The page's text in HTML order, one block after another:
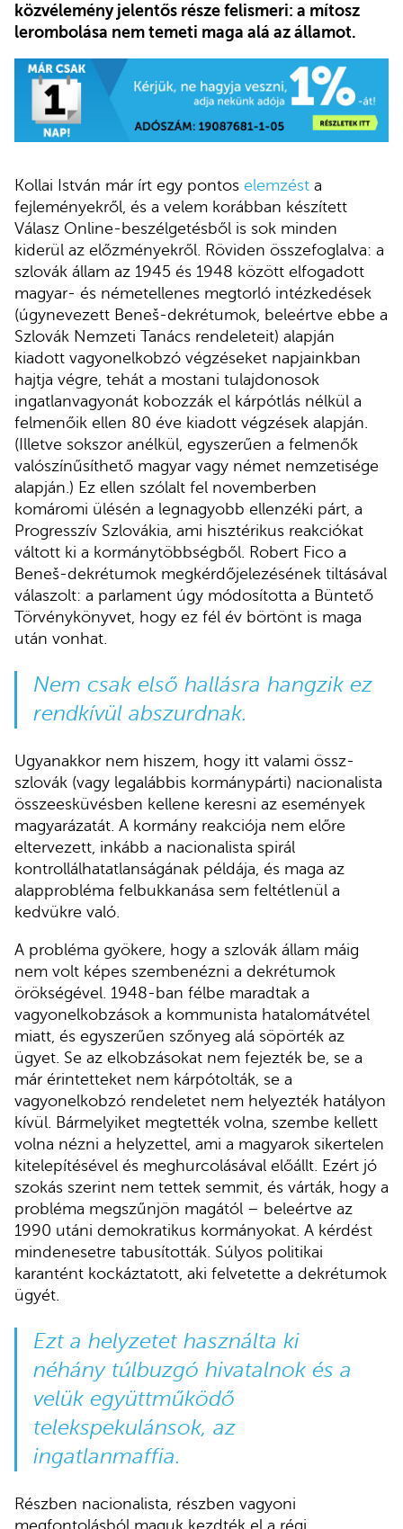
közvélemény jelentős része felismeri: a mítosz
lerombolása nem temeti maga alá az államot.
Kollai István már írt egy pontos elemzést a
fejleményekről, és a velem korábban készített
Válasz Online-beszélgetésből is sok minden
kiderül az előzményekről. Röviden összefoglalva: a
szlovák állam az 1945 és 1948 között elfogadott
magyar- és németellenes megtorló intézkedések
(úgynevezett Beneš-dekrétumok, beleértve ebbe a
Szlovák Nemzeti Tanács rendeleteit) alapján
kiadott vagyonelkobzó végzéseket napjainkban
hajtja végre, tehát a mostani tulajdonosok
ingatlanvagyonát kobozzák el kárpótlás nélkül a
felmenőik ellen 80 éve kiadott végzések alapján.
(Illetve sokszor anélkül, egyszerűen a felmenők
valószínűsíthető magyar vagy német nemzetisége
alapján.) Ez ellen szólalt fel novemberben
komáromi ülésén a legnagyobb ellenzéki párt, a
Progresszív Szlovákia, ami hisztérikus reakciókat
váltott ki a kormánytöbbségből. Robert Fico a
Beneš-dekrétumok megkérdőjelezésének tiltásával
válaszolt: a parlament úgy módosította a Büntető
Törvénykönyvet, hogy ez fél év börtönt is maga
után vonhat.
Nem csak első hallásra hangzik ez
rendkívül abszurdnak.
Ugyanakkor nem hiszem, hogy itt valami össz-
szlovák (vagy legalábbis kormánypárti) nacionalista
összeesküvésben kellene keresni az események
magyarázatát. A kormány reakciója nem előre
eltervezett, inkább a nacionalista spirál
kontrollálhatatlanságának példája, és maga az
alapprobléma felbukkanása sem feltétlenül a
kedvükre való.
A probléma gyökere, hogy a szlovák állam máig
nem volt képes szembenézni a dekrétumok
örökségével. 1948-ban félbe maradtak a
vagyonelkobzások a kommunista hatalomátvétel
miatt, és egyszerűen szőnyeg alá söpörték az
ügyet. Se az elkobzásokat nem fejezték be, se a
már érintetteket nem kárpótolták, se a
vagyonelkobzó rendeletet nem helyezték hatályon
kívül. Bármelyiket megtették volna, szembe kellett
volna nézni a helyzettel, ami a magyarok sikertelen
kitelepítésével és meghurcolásával előállt. Ezért jó
szokás szerint nem tettek semmit, és várták, hogy a
probléma megszűnjön magától – beleértve az
1990 utáni demokratikus kormányokat. A kérdést
mindenesetre tabusították. Súlyos politikai
karantént kockáztatott, aki felvetette a dekrétumok
ügyét.
Ezt a helyzetet használta ki
néhány túlbuzgó hivatalnok és a
velük együttműködő
telekspekulánsok, az
ingatlanmaffia.
Részben nacionalista, részben vagyoni